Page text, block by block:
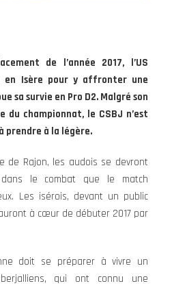
de l’année 2017, l’US
en Isère pour y affronter une
sa survie en Pro D2. Malgré son
championnat, le CSBJ n’est
prendre à la légère.
de Rajon, les audois se devront
le combat que le match
Les isérois, devant un public
à cœur de débuter 2017 par
doit se préparer à vivre un
qui ont connu une